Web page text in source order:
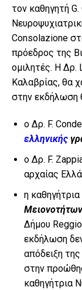
τον καθηγητή
Consolazione
πρόεδρος της
ομιλητές. Η Δρ.
Καλαβρίας, θα
στην εκδήλωση
ο Δρ. F.
ελληνικής
ο Δρ. F.
αρχαίας
η
Μειονοτήτων
Δήμου
εκδήλωση
απόδειξη
στην
καθηγήτρια